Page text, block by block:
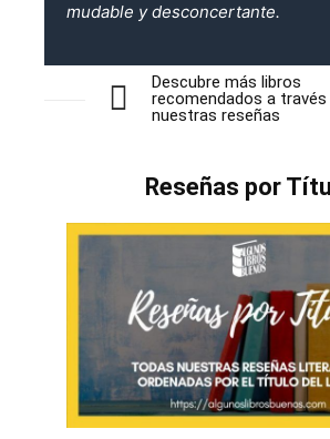
mudable y desconcertante.
Descubre más libros
recomendados a través
nuestras reseñas
Reseñas por